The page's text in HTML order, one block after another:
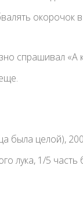
окорочок
спрашивал «А
была целой),
лука, 1/5 часть